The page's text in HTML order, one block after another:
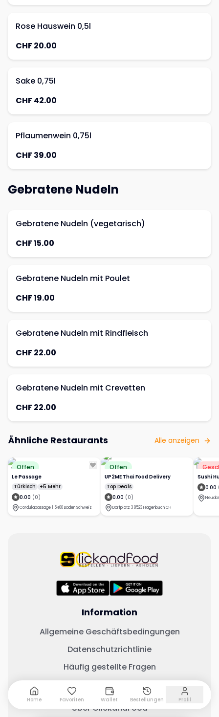
Rose Hauswein 0,5l
CHF 20.00
Sake 0,75l
CHF 42.00
Pflaumenwein 0,75l
CHF 39.00
Gebratene Nudeln
Gebratene Nudeln (vegetarisch)
CHF 15.00
Gebratene Nudeln mit Poulet
CHF 19.00
Gebratene Nudeln mit Rindfleisch
CHF 22.00
Gebratene Nudeln mit Crevetten
CHF 22.00
Ähnliche Restaurants Alle anzeigen
Offen
Le Passage
Türkisch
+5 Mehr
0.00 (0)
Cordulapassage 1 5400 Baden Schweiz
Offen
UP2ME Thai Food Delivery
Top Deals
0.00 (0)
Dorfplatz 3 8523 Hagenbuch CH
Sushi
0.00
Information
Allgemeine Geschäftsbedingungen
Datenschutzrichtlinie
Häufig gestellte Fragen
Wichtige Links
Über ClickandFood
Home Favoriten Wallet Bestellungen Profil